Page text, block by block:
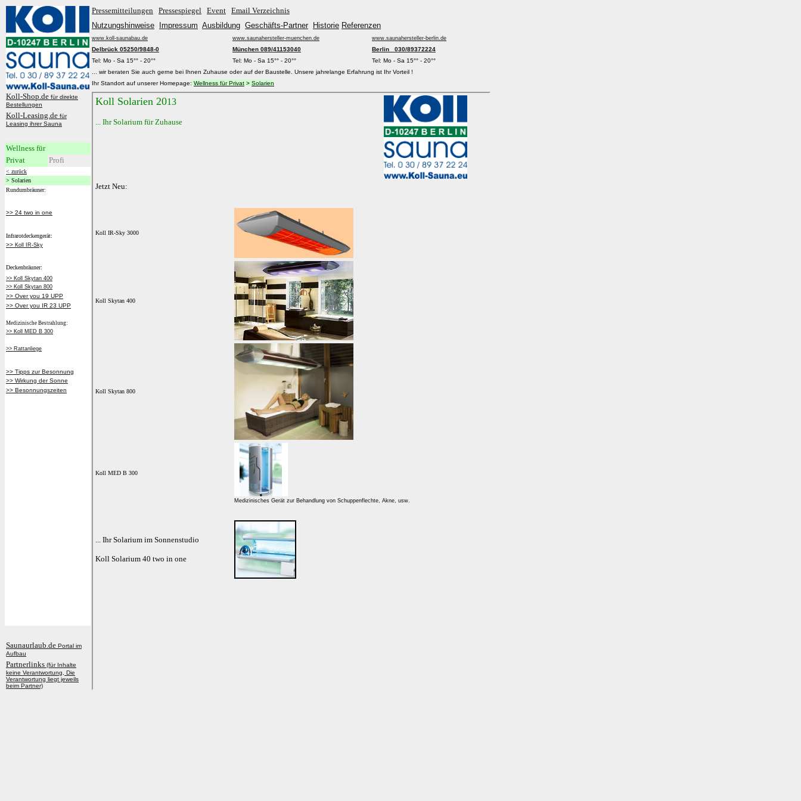
Pressemitteilungen Pressespiegel Event Email Verzeichnis
Nutzungshinweise
Impressum Ausbildung Geschäfts-Partner Historie Referenzen
www.koll-saunabau.de www.saunahersteller-muenchen.de www.saunahersteller-berlin.de
Delbrück 05250/9848-0 München 089/41153040
Berlin 030/89372224
Tel: Mo - Sa 15°° - 20°°
Tel: Mo - Sa 15°° - 20°°
Tel: Mo - Sa 15°° - 20°°
... wir beraten Sie auch gerne bei Ihnen Zuhause oder auf der Baustelle. Unsere jahrelange Erfahrung ist Ihr Vorteil !
Ihr Standort auf unserer Homepage: Wellness für Privat > Solarien
Koll-Shop.de für direkte
Bestellungen
Koll-Leasing.de für
Leasing ihrer Sauna
Wellness für
Privat
Profi
< zurück
> Solarien
Rundumbräuner:
>> 24 two in one
Infrarotdeckengerät:
>> Koll IR-Sky
Deckenbräuner:
>> Koll Skytan 400
>> Koll Skytan 800
>> Over you 19 UPP
>> Over you IR 23 UPP
Medizinische Bestrahlung:
>> Koll MED B 300
>> Rattanliege
>> Tipps zur Besonnung
>> Wirkung der Sonne
>> Besonnungszeiten
Saunaurlaub.de Portal im
Aufbau
Partnerlinks (für Inhalte
keine Verantwortung, Die
Verantwortung liegt jeweils
beim Partner)